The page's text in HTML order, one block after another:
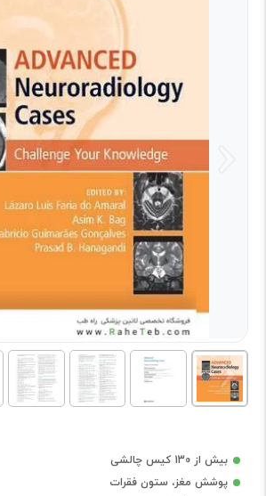
بیش از 130 کیس چالشی
پوشش مغز، ستون فقرات